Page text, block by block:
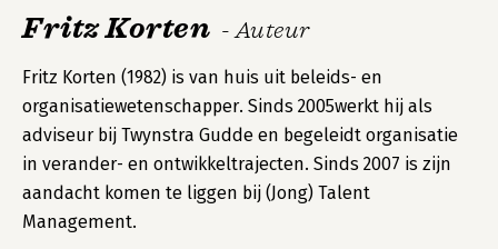
Fritz Korten - Auteur
Fritz Korten (1982) is van huis uit beleids- en
organisatiewetenschapper. Sinds 2005werkt hij als
adviseur bij Twynstra Gudde en begeleidt organisatie
in verander- en ontwikkeltrajecten. Sinds 2007 is zijn
aandacht komen te liggen bij (Jong) Talent
Management.